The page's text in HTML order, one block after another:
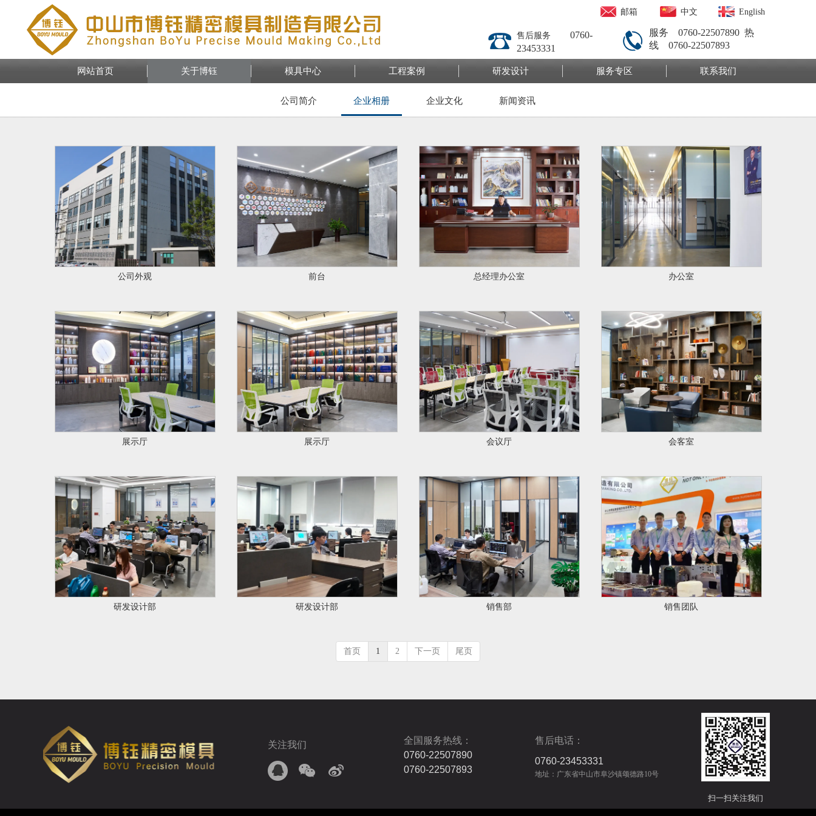
邮箱 中文 English
售后服务 0760-
23453331
服务 0760-22507890 热
线 0760-22507893
网站首页 关于博钰 模具中心 工程案例 研发设计 服务专区 联系我们
公司简介 企业相册 企业文化 新闻资讯
公司外观 前台 总经理办公室 办公室
展示厅 展示厅 会议厅 会客室
研发设计部 研发设计部 销售部 销售团队
首页 1 2 下一页 尾页
扫一扫关注我们
售后电话：
0760-23453331
地址：广东省中山市阜沙镇颂德路10号
全国服务热线：
0760-22507890
0760-22507893
关注我们